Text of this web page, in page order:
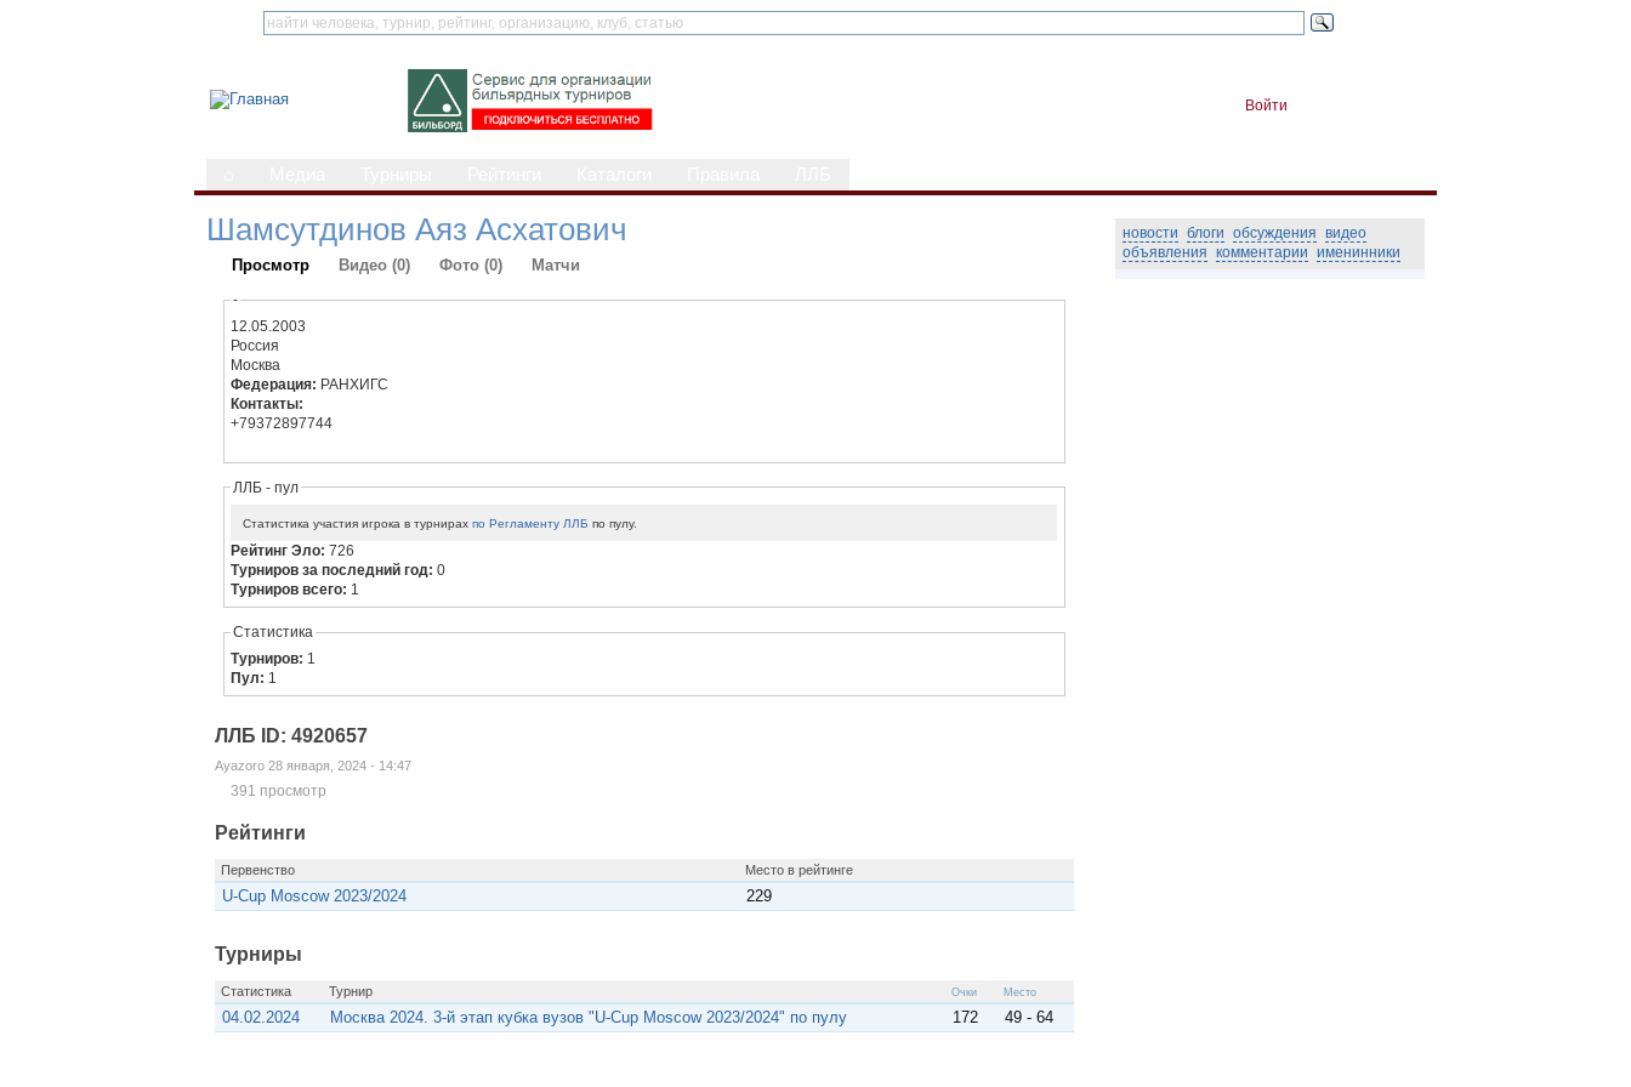
Войти
Шамсутдинов Аяз Асхатович
Просмотр Видео (0) Фото (0) Матчи
-
12.05.2003
Россия
Москва
Федерация: РАНХИГС
Контакты:
+79372897744
ЛЛБ - пул
Статистика участия игрока в турнирахпо Регламенту ЛЛБ по пулу.
Рейтинг Эло:726
Турниров за последний год:0
Турниров всего: 1
Статистика
Турниров: 1
Пул: 1
ЛЛБ ID: 4920657
Ayazoro 28 января, 2024 - 14:47
391 просмотр
Рейтинги
Первенство Место в рейтинге
U-Cup Moscow 2023/2024 229
Турниры
Статистика Турнир Очки Место
04.02.2024 Москва 2024. 3-й этап кубка вузов "U-Cup Moscow 2023/2024" по пулу 172 49 - 64
новости блоги обсуждения видео
объявления комментарии именинники